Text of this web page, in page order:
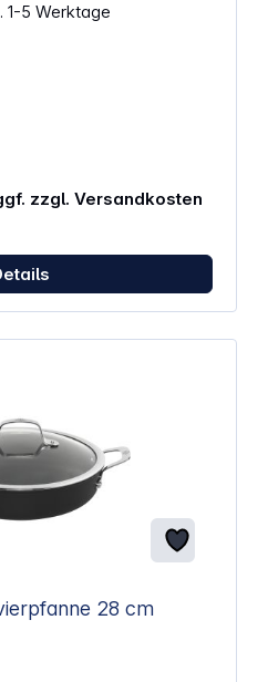
1-5 Werktage
zzgl. Versandkosten
ALBA Servierpfanne 28 cm